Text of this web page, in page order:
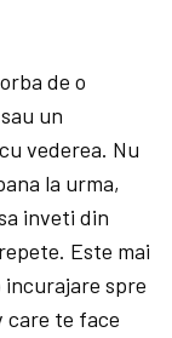
de o
un
vederea. Nu
la urma,
inveti din
Este mai
incurajare spre
te face